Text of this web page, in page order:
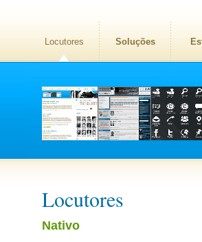
Locutores Soluções
Locutores
Nativo